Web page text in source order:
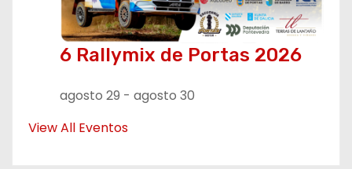
6 Rallymix de Portas 2026
agosto 29 - agosto 30
View All Eventos